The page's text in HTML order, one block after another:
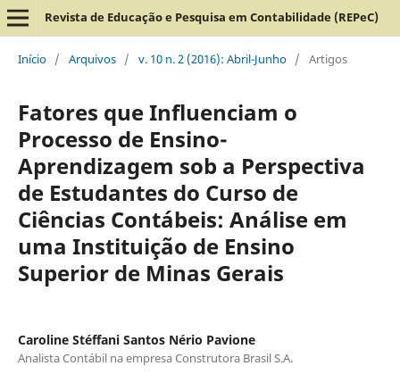
Revista de Educação e Pesquisa em Contabilidade (REPeC)
Início / Arquivos / v. 10 n. 2 (2016): Abril-Junho / Artigos
Fatores que Influenciam o
Processo de Ensino-
Aprendizagem sob a Perspectiva
de Estudantes do Curso de
Ciências Contábeis: Análise em
uma Instituição de Ensino
Superior de Minas Gerais
Caroline Stéffani Santos Nério Pavione
Analista Contábil na empresa Construtora Brasil S.A.